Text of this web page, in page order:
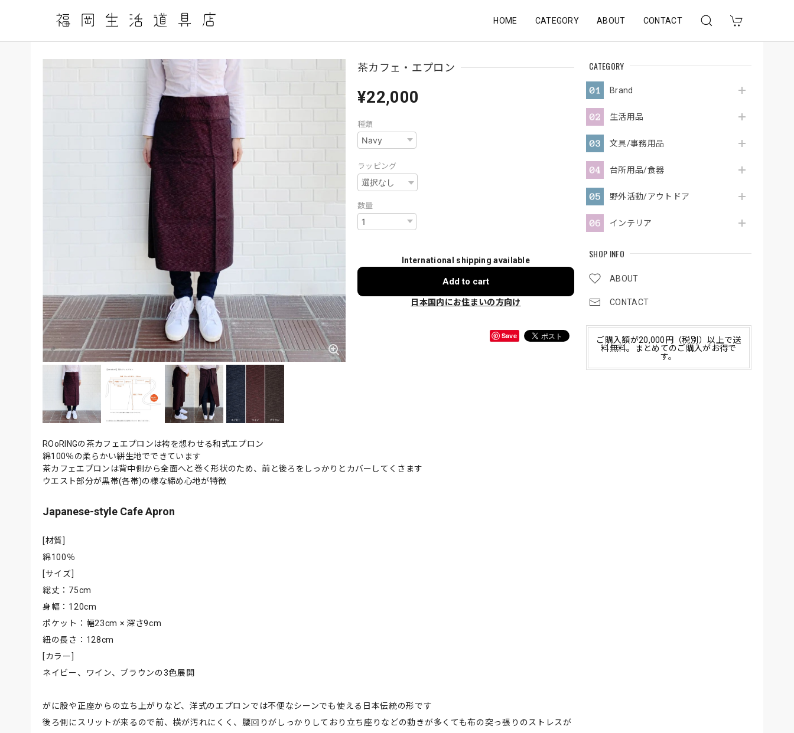
HOME CATEGORY ABOUT CONTACT
CATEGORY
Brand
生活用品
文具/事務用品
台所用品/食器
野外活動/アウトドア
インテリア
SHOP INFO
ABOUT
CONTACT
ご購入額が20,000円（税別）以上で送
料無料。まとめてのご購入がお得で
す。
茶カフェ・エプロン
¥22,000
種類
ラッピング
数量
International shipping available
Add to cart
日本国内にお住まいの方向け
Save
ROoRINGの茶カフェエプロンは袴を想わせる和式エプロン
綿100％の柔らかい絣生地でできています
茶カフェエプロンは背中側から全面へと巻く形状のため、前と後ろをしっかりとカバーしてくさます
ウエスト部分が黒帯(各帯)の様な締め心地が特徴
Japanese-style Cafe Apron
[材質]
綿100％
[サイズ]
総丈：75cm
身幅：120cm
ポケット：幅23cm × 深さ9cm
紐の長さ：128cm
[カラー]
ネイビー、ワイン、ブラウンの3色展開
がに股や正座からの立ち上がりなど、洋式のエプロンでは不便なシーンでも使える日本伝統の形です
後ろ側にスリットが来るので前、横が汚れにくく、腰回りがしっかりしており立ち座りなどの動きが多くても布の突っ張りのストレスが